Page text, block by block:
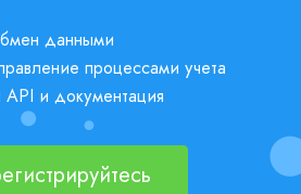
данными
процессами учета
и документация